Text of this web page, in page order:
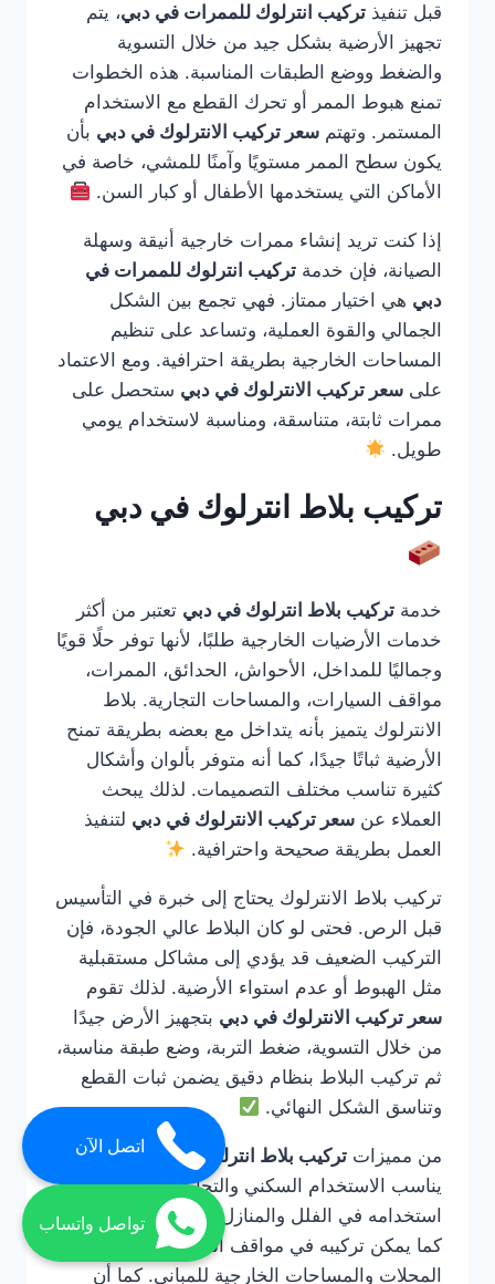
قبل تنفيذ تركيب انترلوك للممرات في دبي، يتم
تجهيز الأرضية بشكل جيد من خلال التسوية
والضغط ووضع الطبقات المناسبة. هذه الخطوات
تمنع هبوط الممر أو تحرك القطع مع الاستخدام
المستمر. وتهتم سعر تركيب الانترلوك في دبي بأن
يكون سطح الممر مستويًا وآمنًا للمشي، خاصة في
الأماكن التي يستخدمها الأطفال أو كبار السن.
إذا كنت تريد إنشاء ممرات خارجية أنيقة وسهلة
الصيانة، فإن خدمة تركيب انترلوك للممرات في
دبي هي اختيار ممتاز. فهي تجمع بين الشكل
الجمالي والقوة العملية، وتساعد على تنظيم
المساحات الخارجية بطريقة احترافية. ومع الاعتماد
على سعر تركيب الانترلوك في دبي ستحصل على
ممرات ثابتة، متناسقة، ومناسبة لاستخدام يومي
طويل.
تركيب بلاط انترلوك في دبي
خدمة تركيب بلاط انترلوك في دبي تعتبر من أكثر
خدمات الأرضيات الخارجية طلبًا، لأنها توفر حلًا قويًا
وجماليًا للمداخل، الأحواش، الحدائق، الممرات،
مواقف السيارات، والمساحات التجارية. بلاط
الانترلوك يتميز بأنه يتداخل مع بعضه بطريقة تمنح
الأرضية ثباتًا جيدًا، كما أنه متوفر بألوان وأشكال
كثيرة تناسب مختلف التصميمات. لذلك يبحث
العملاء عن سعر تركيب الانترلوك في دبي لتنفيذ
العمل بطريقة صحيحة واحترافية.
تركيب بلاط الانترلوك يحتاج إلى خبرة في التأسيس
قبل الرص. فحتى لو كان البلاط عالي الجودة، فإن
التركيب الضعيف قد يؤدي إلى مشاكل مستقبلية
مثل الهبوط أو عدم استواء الأرضية. لذلك تقوم
سعر تركيب الانترلوك في دبي بتجهيز الأرض جيدًا
من خلال التسوية، ضغط التربة، وضع طبقة مناسبة،
ثم تركيب البلاط بنظام دقيق يضمن ثبات القطع
وتناسق الشكل النهائي.
من مميزات تركيب بلاط انترلوك في دبيأنه
يناسب الاستخدام السكني والتجاري. يمكن
استخدامه في الفلل والمنازل والحدائق والممرات،
كما يمكن تركيبه في مواقف السيارات ومداخل
المحلات والمساحات الخارجية للمباني. كما أن
اتصل الآن
تواصل واتساب